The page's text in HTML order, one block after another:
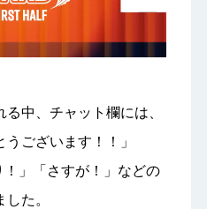
中、チャット欄には、
ございます！！」
！」「さすが！」などの
た。